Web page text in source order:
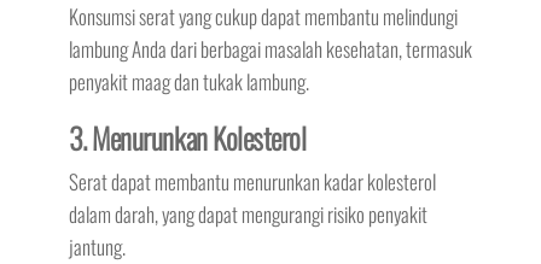
Konsumsi serat yang cukup dapat membantu melindungi
lambung Anda dari berbagai masalah kesehatan, termasuk
penyakit maag dan tukak lambung.
3. Menurunkan Kolesterol
Serat dapat membantu menurunkan kadar kolesterol
dalam darah, yang dapat mengurangi risiko penyakit
jantung.